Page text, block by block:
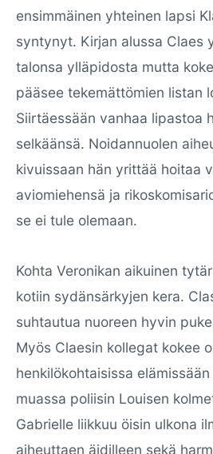
ensimmäinen yhteinen lapsi
syntynyt. Kirjan alussa Claes
talonsa ylläpidosta mutta
pääsee tekemättömien listan
Siirtäessään vanhaa lipastoa
selkäänsä. Noidannuolen
kivuissaan hän yrittää hoitaa
aviomiehensä ja
se ei tule olemaan.
Kohta Veronikan aikuinen
kotiin sydänsärkyjen kera.
suhtautua nuoreen hyvin
Myös Claesin kollegat kokee
henkilökohtaisissa
muassa poliisin Louisen
Gabrielle liikkuu öisin ulkona
aiheuttaen äidilleen sekä